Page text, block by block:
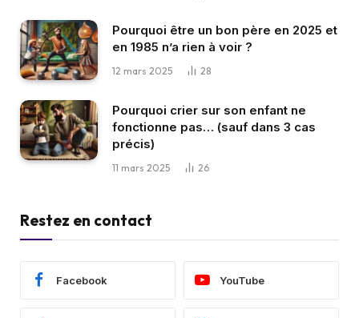
Pourquoi être un bon père en 2025 et
en 1985 n’a rien à voir ?
12 mars 2025 28
Pourquoi crier sur son enfant ne
fonctionne pas… (sauf dans 3 cas
précis)
11 mars 2025 26
Restez en contact
Facebook YouTube